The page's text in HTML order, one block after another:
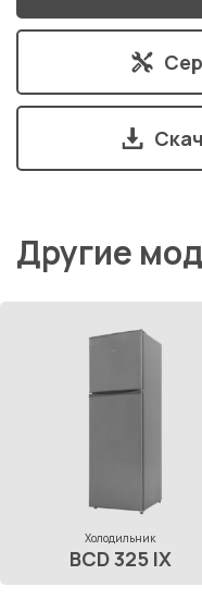
Другие
Холодильник
BCD 325 IX